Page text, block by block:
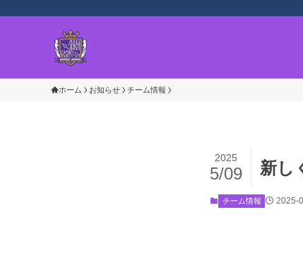
ホーム お知らせ チーム情報
新し
2025
5/09
チーム情報 2025-